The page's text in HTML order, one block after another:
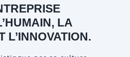
LA
L’INNOVATION.